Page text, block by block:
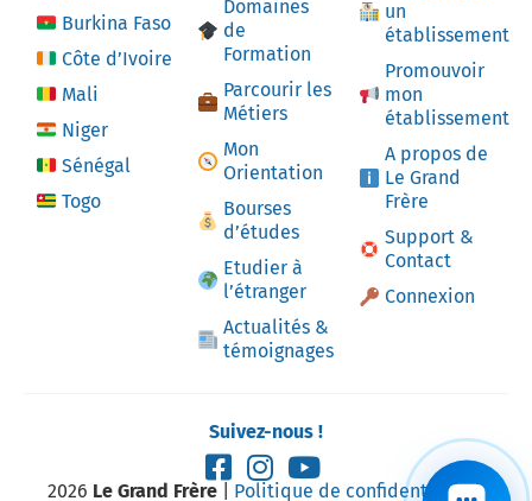
Burkina Faso
Côte d’Ivoire
Mali
Niger
Sénégal
Togo
Domaines
de
Formation
Parcourir les
Métiers
Mon
Orientation
Bourses
d’études
Etudier à
l’étranger
Actualités &
témoignages
un
établissement
Promouvoir
mon
établissement
A propos de
Le Grand
Frère
Support &
Contact
Connexion
Suivez-nous !
2026 Le Grand Frère| Politique de confidentialité|